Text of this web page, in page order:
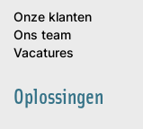
Onze klanten
Ons team
Vacatures
Oplossingen